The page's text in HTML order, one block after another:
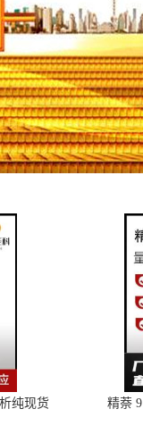
纯现货 精萘